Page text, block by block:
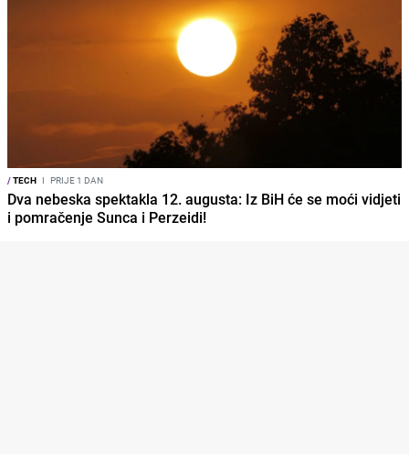
/TECH I PRIJE 1 DAN
Dva nebeska spektakla 12. augusta: Iz BiH će se moći vidjeti
i pomračenje Sunca i Perzeidi!